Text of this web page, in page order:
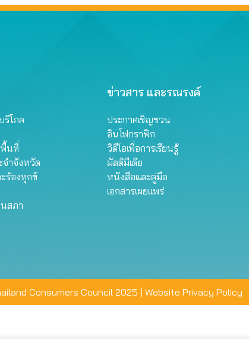
ริโภค
นที่
ำจังหวัด
ร้องทุกข์
สภา
ข่าวสาร และรณรงค์
ประกาศเชิญชวน
อินโฟกราฟิก
วิดีโอเพื่อการเรียนรู้
มัลติมีเดีย
หนังสือและคู่มือ
เอกสารเผยแพร่
Consumers Council 2025 | Website Privacy Policy